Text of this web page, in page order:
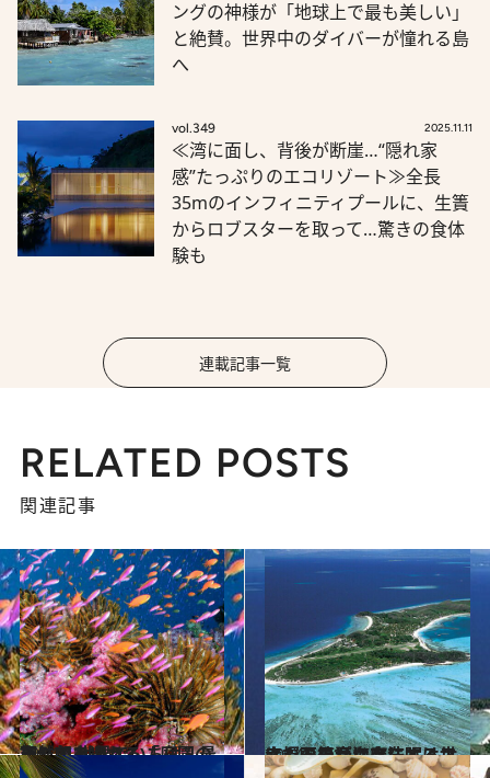
ングの神様が「地球上で最も美しい」
と絶賛。世界中のダイバーが憧れる島
へ
vol.349 2025.11.11
≪湾に面し、背後が断崖…“隠れ家
感”たっぷりのエコリゾート≫全長
35mのインフィニティプールに、生簀
からロブスターを取って…驚きの食体
験も
連載記事一覧
RELATED POSTS
関連記事
2014.12.13
天然色あふれる「庭園の島」で 世界でいちばん最初に朝を迎える
旅＆お出かけ 2014.11.1
幸福の箱が海底に眠るフィジーの島に存在する世にも不思議な魔法とは？
旅＆お出かけ